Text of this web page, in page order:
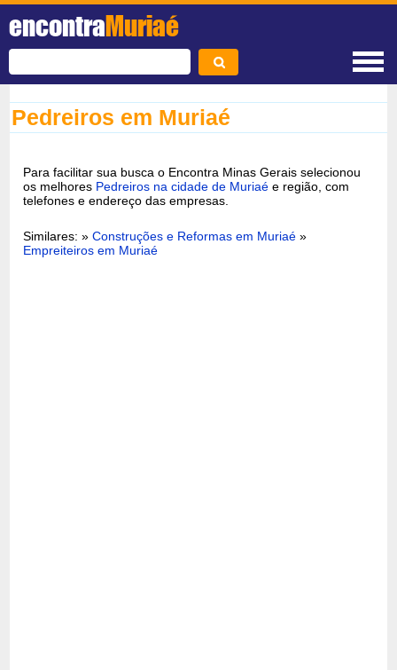
encontraMuriaé
Pedreiros em Muriaé
Para facilitar sua busca o Encontra Minas Gerais selecionou
os melhores Pedreiros na cidade de Muriaé e região, com
telefones e endereço das empresas.
Similares: »Construções e Reformas em Muriaé »
Empreiteiros em Muriaé